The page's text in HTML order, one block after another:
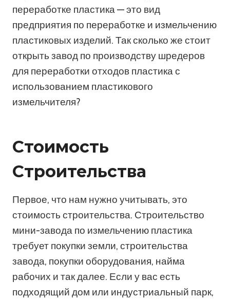
переработке пластика — это вид
предприятия по переработке и измельчению
пластиковых изделий. Так сколько же стоит
открыть завод по производству шредеров
для переработки отходов пластика с
использованием пластикового
измельчителя?
Стоимость
Строительства
Первое, что нам нужно учитывать, это
стоимость строительства. Строительство
мини-завода по измельчению пластика
требует покупки земли, строительства
завода, покупки оборудования, найма
рабочих и так далее. Если у вас есть
подходящий дом или индустриальный парк,